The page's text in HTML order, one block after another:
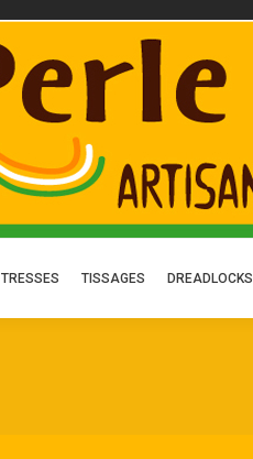
TRESSES TISSAGES DREADLOCKS
ACTUALITÉS